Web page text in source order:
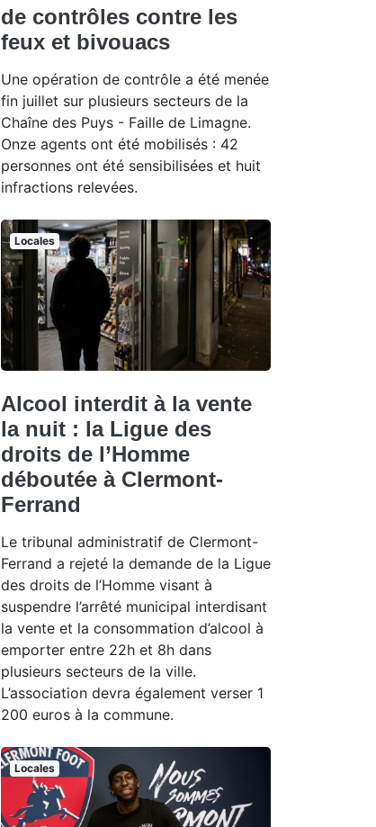
de contrôles contre les
feux et bivouacs
Une opération de contrôle a été menée
fin juillet sur plusieurs secteurs de la
Chaîne des Puys - Faille de Limagne.
Onze agents ont été mobilisés : 42
personnes ont été sensibilisées et huit
infractions relevées.
Locales
Alcool interdit à la vente
la nuit : la Ligue des
droits de l’Homme
déboutée à Clermont-
Ferrand
Le tribunal administratif de Clermont-
Ferrand a rejeté la demande de la Ligue
des droits de l’Homme visant à
suspendre l’arrêté municipal interdisant
la vente et la consommation d’alcool à
emporter entre 22h et 8h dans
plusieurs secteurs de la ville.
L’association devra également verser 1
200 euros à la commune.
Locales